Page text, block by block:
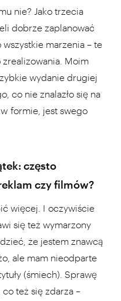
nie? Jako trzecia
dobrze zaplanować
marzenia – te
Moim
wydanie drugiej
co nie znalazło się na
formie, jest swego
często
czy filmów?
więcej. I oczywiście
się też wymarzony
że jestem znawcą
ale mam nieodparte
(śmiech). Sprawę
też się zdarza –